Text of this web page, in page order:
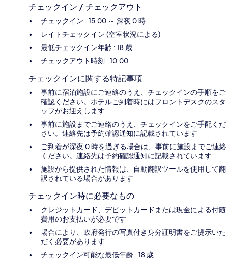
チェックイン / チェックアウト
チェックイン : 15:00 ～ 深夜 0 時
レイトチェックイン (空室状況による)
最低チェックイン年齢 : 18 歳
チェックアウト時刻 : 10:00
チェックインに関する特記事項
事前に宿泊施設にご連絡のうえ、チェックインの手順をご
確認ください。ホテルご到着時にはフロントデスクのスタ
ッフがお迎えします
事前に施設までご連絡のうえ、チェックインをご手配くだ
さい。連絡先は予約確認通知に記載されています
ご到着が深夜 0 時を過ぎる場合は、事前に施設までご連絡
ください。連絡先は予約確認通知に記載されています
施設から提供された情報は、自動翻訳ツールを使用して翻
訳されている場合があります
チェックイン時に必要なもの
クレジットカード、デビットカードまたは現金による付随
費用のお支払いが必要です
場合により、政府発行の写真付き身分証明書をご提示いた
だく必要があります
チェックイン可能な最低年齢 : 18 歳